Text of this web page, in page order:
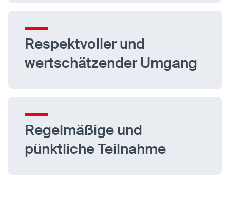
Respektvoller und
wertschätzender Umgang
Regelmäßige und
pünktliche Teilnahme